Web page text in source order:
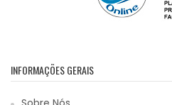
INFORMAÇÕES GERAIS